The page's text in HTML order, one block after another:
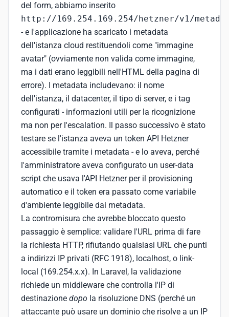
del form, abbiamo inserito
http://169.254.169.254/hetzner/v1/
- e l'applicazione ha scaricato i metadata
dell'istanza cloud restituendoli come "immagine
avatar" (ovviamente non valida come immagine,
ma i dati erano leggibili nell'HTML della pagina di
errore). I metadata includevano: il nome
dell'istanza, il datacenter, il tipo di server, e i tag
configurati - informazioni utili per la ricognizione
ma non per l'escalation. Il passo successivo è stato
testare se l'istanza aveva un token API Hetzner
accessibile tramite i metadata - e lo aveva, perché
l'amministratore aveva configurato un user-data
script che usava l'API Hetzner per il provisioning
automatico e il token era passato come variabile
d'ambiente leggibile dai metadata.
La contromisura che avrebbe bloccato questo
passaggio è semplice: validare l'URL prima di fare
la richiesta HTTP, rifiutando qualsiasi URL che punti
a indirizzi IP privati (RFC 1918), localhost, o link-
local (169.254.x.x). In Laravel, la validazione
richiede un middleware che controlla l'IP di
destinazione dopo la risoluzione DNS (perché un
attaccante può usare un dominio che risolve a un IP